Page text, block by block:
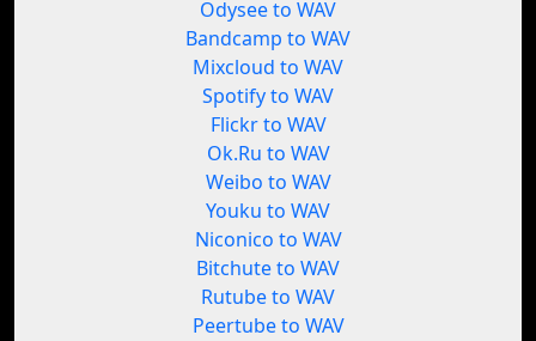
Odysee to WAV
Bandcamp to WAV
Mixcloud to WAV
Spotify to WAV
Flickr to WAV
Ok.Ru to WAV
Weibo to WAV
Youku to WAV
Niconico to WAV
Bitchute to WAV
Rutube to WAV
Peertube to WAV